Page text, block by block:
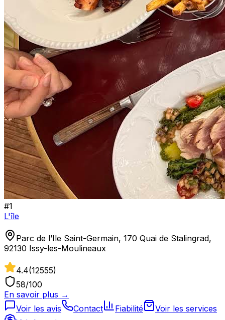
#1
L'île
Parc de l’Ile Saint-Germain, 170 Quai de Stalingrad,
92130 Issy-les-Moulineaux
4.4(12555)
58/100
En savoir plus →
Voir les avis
Contact Fiabilité
Voir les services